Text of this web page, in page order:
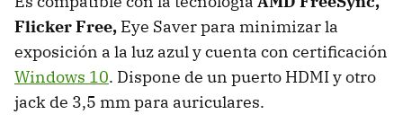
Flicker Free, Eye Saver para minimizar la
exposición a la luz azul y cuenta con certificación
Windows 10. Dispone de un puerto HDMI y otro
jack de 3,5 mm para auriculares.